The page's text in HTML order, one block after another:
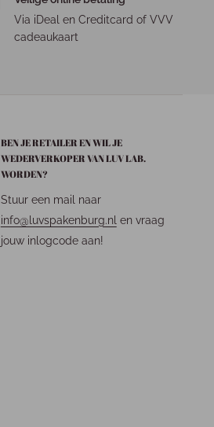
Via iDeal en Creditcard of VVV
cadeaukaart
BEN JE RETAILER EN WIL JE
WEDERVERKOPER VAN LUV LAB.
WORDEN?
Stuur een mail naar
info@luvspakenburg.nl en vraag
jouw inlogcode aan!